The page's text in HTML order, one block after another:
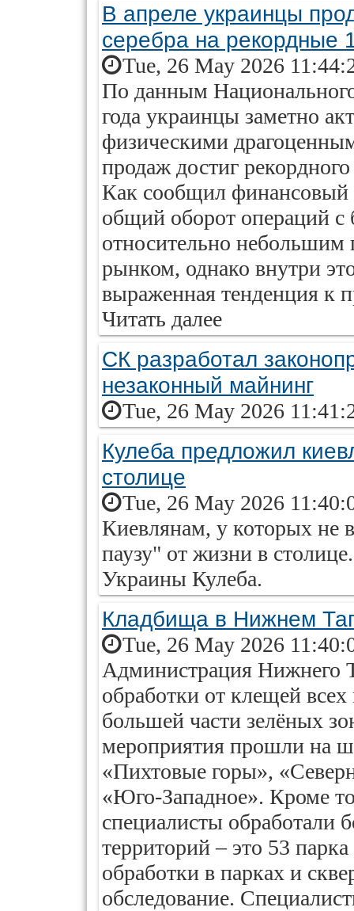
В апреле украинцы
серебра на рекордные
Tue, 26 May 2026
По данным
года украинцы заметно
физическими
продаж достиг
Как сообщил
общий оборот операций с
относительно
рынком, однако внутри
выраженная тенденция к
Читать далее
СК разработал
незаконный майнинг
Tue, 26 May 2026
Кулеба предложил
столице
Tue, 26 May 2026
Киевлянам, у которых не
паузу" от жизни в
Украины Кулеба.
Кладбища в Нижнем
Tue, 26 May 2026
Администрация Нижнего
обработки от клещей
большей части зелёных
мероприятия прошли на
«Пихтовые горы»,
«Юго-Западное». Кроме
специалисты обработали
территорий – это 53
обработки в парках и
обследование.